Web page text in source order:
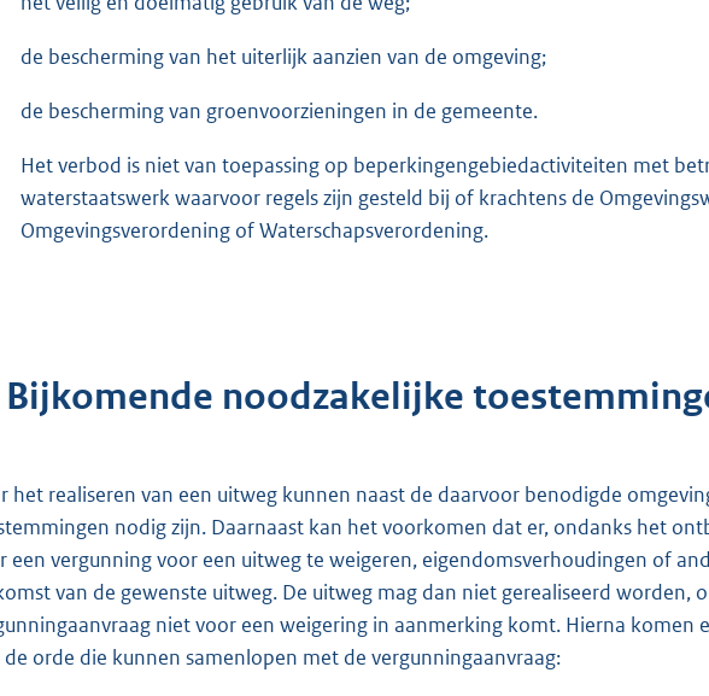
de bescherming van het uiterlijk aanzien van de omgeving;
de bescherming van groenvoorzieningen in de gemeente.
Het verbod is niet van toepassing op beperkingengebiedactiviteiten met
waterstaatswerk waarvoor regels zijn gesteld bij of krachtens de
Omgevingsverordening of Waterschapsverordening.
Bijkomende noodzakelijke
het realiseren van een uitweg kunnen naast de daarvoor benodigde
nodig zijn. Daarnaast kan het voorkomen dat er, ondanks het
een vergunning voor een uitweg te weigeren, eigendomsverhoudingen of
van de gewenste uitweg. De uitweg mag dan niet gerealiseerd worden,
niet voor een weigering in aanmerking komt. Hierna komen
de orde die kunnen samenlopen met de vergunningaanvraag: